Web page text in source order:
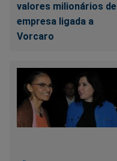
valores milionários de
empresa ligada a
Vorcaro